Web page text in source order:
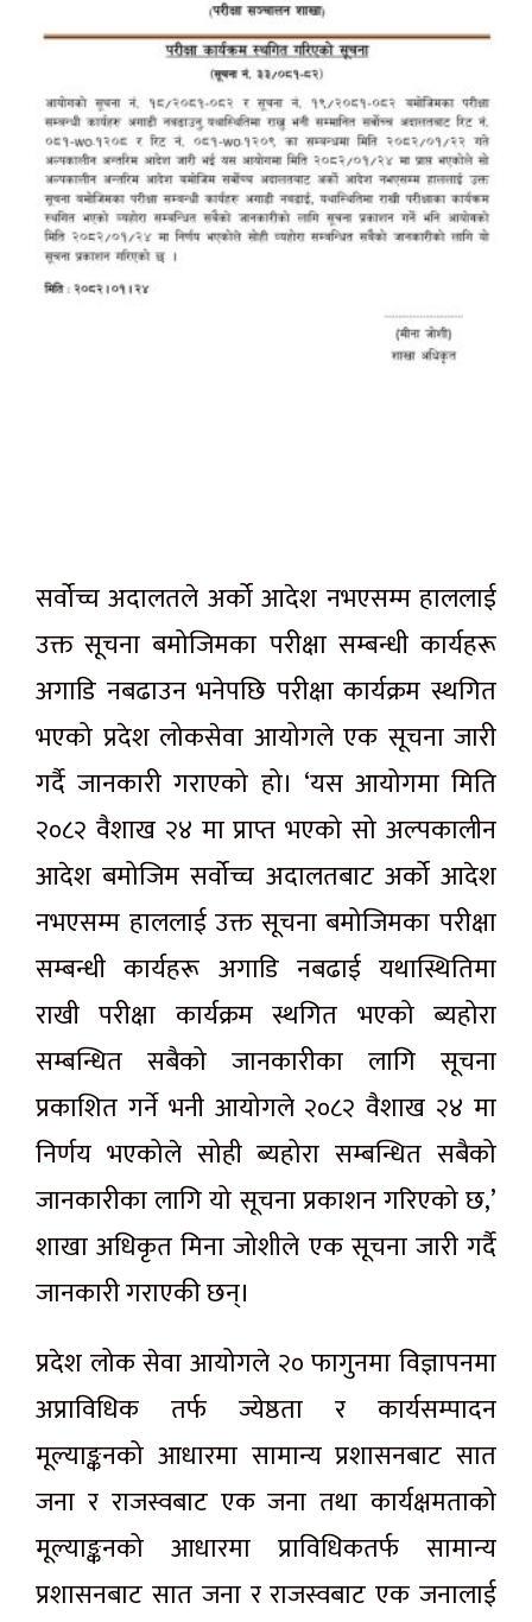
सर्वोच्च अदालतले अर्को आदेश नभएसम्म हाललाई
उक्त सूचना बमोजिमका परीक्षा सम्बन्धी कार्यहरू
अगाडि नबढाउन भनेपछि परीक्षा कार्यक्रम स्थगित
भएको प्रदेश लोकसेवा आयोगले एक सूचना जारी
गर्दै जानकारी गराएको हो। ‘यस आयोगमा मिति
२०८२ वैशाख २४ मा प्राप्त भएको सो अल्पकालीन
आदेश बमोजिम सर्वोच्च अदालतबाट अर्को आदेश
नभएसम्म हाललाई उक्त सूचना बमोजिमका परीक्षा
सम्बन्धी कार्यहरू अगाडि नबढाई यथास्थितिमा
राखी परीक्षा कार्यक्रम स्थगित भएको ब्यहोरा
सम्बन्धित सबैको जानकारीका लागि सूचना
प्रकाशित गर्ने भनी आयोगले २०८२ वैशाख २४ मा
निर्णय भएकोले सोही ब्यहोरा सम्बन्धित सबैको
जानकारीका लागि यो सूचना प्रकाशन गरिएको छ,’
शाखा अधिकृत मिना जोशीले एक सूचना जारी गर्दै
जानकारी गराएकी छन्।
प्रदेश लोक सेवा आयोगले २० फागुनमा विज्ञापनमा
अप्राविधिक तर्फ ज्येष्ठता र कार्यसम्पादन
मूल्याङ्कनको आधारमा सामान्य प्रशासनबाट सात
जना र राजस्वबाट एक जना तथा कार्यक्षमताको
मूल्याङ्कनको आधारमा प्राविधिकतर्फ सामान्य
प्रशासनबाट सात जना र राजस्वबाट एक जनालाई